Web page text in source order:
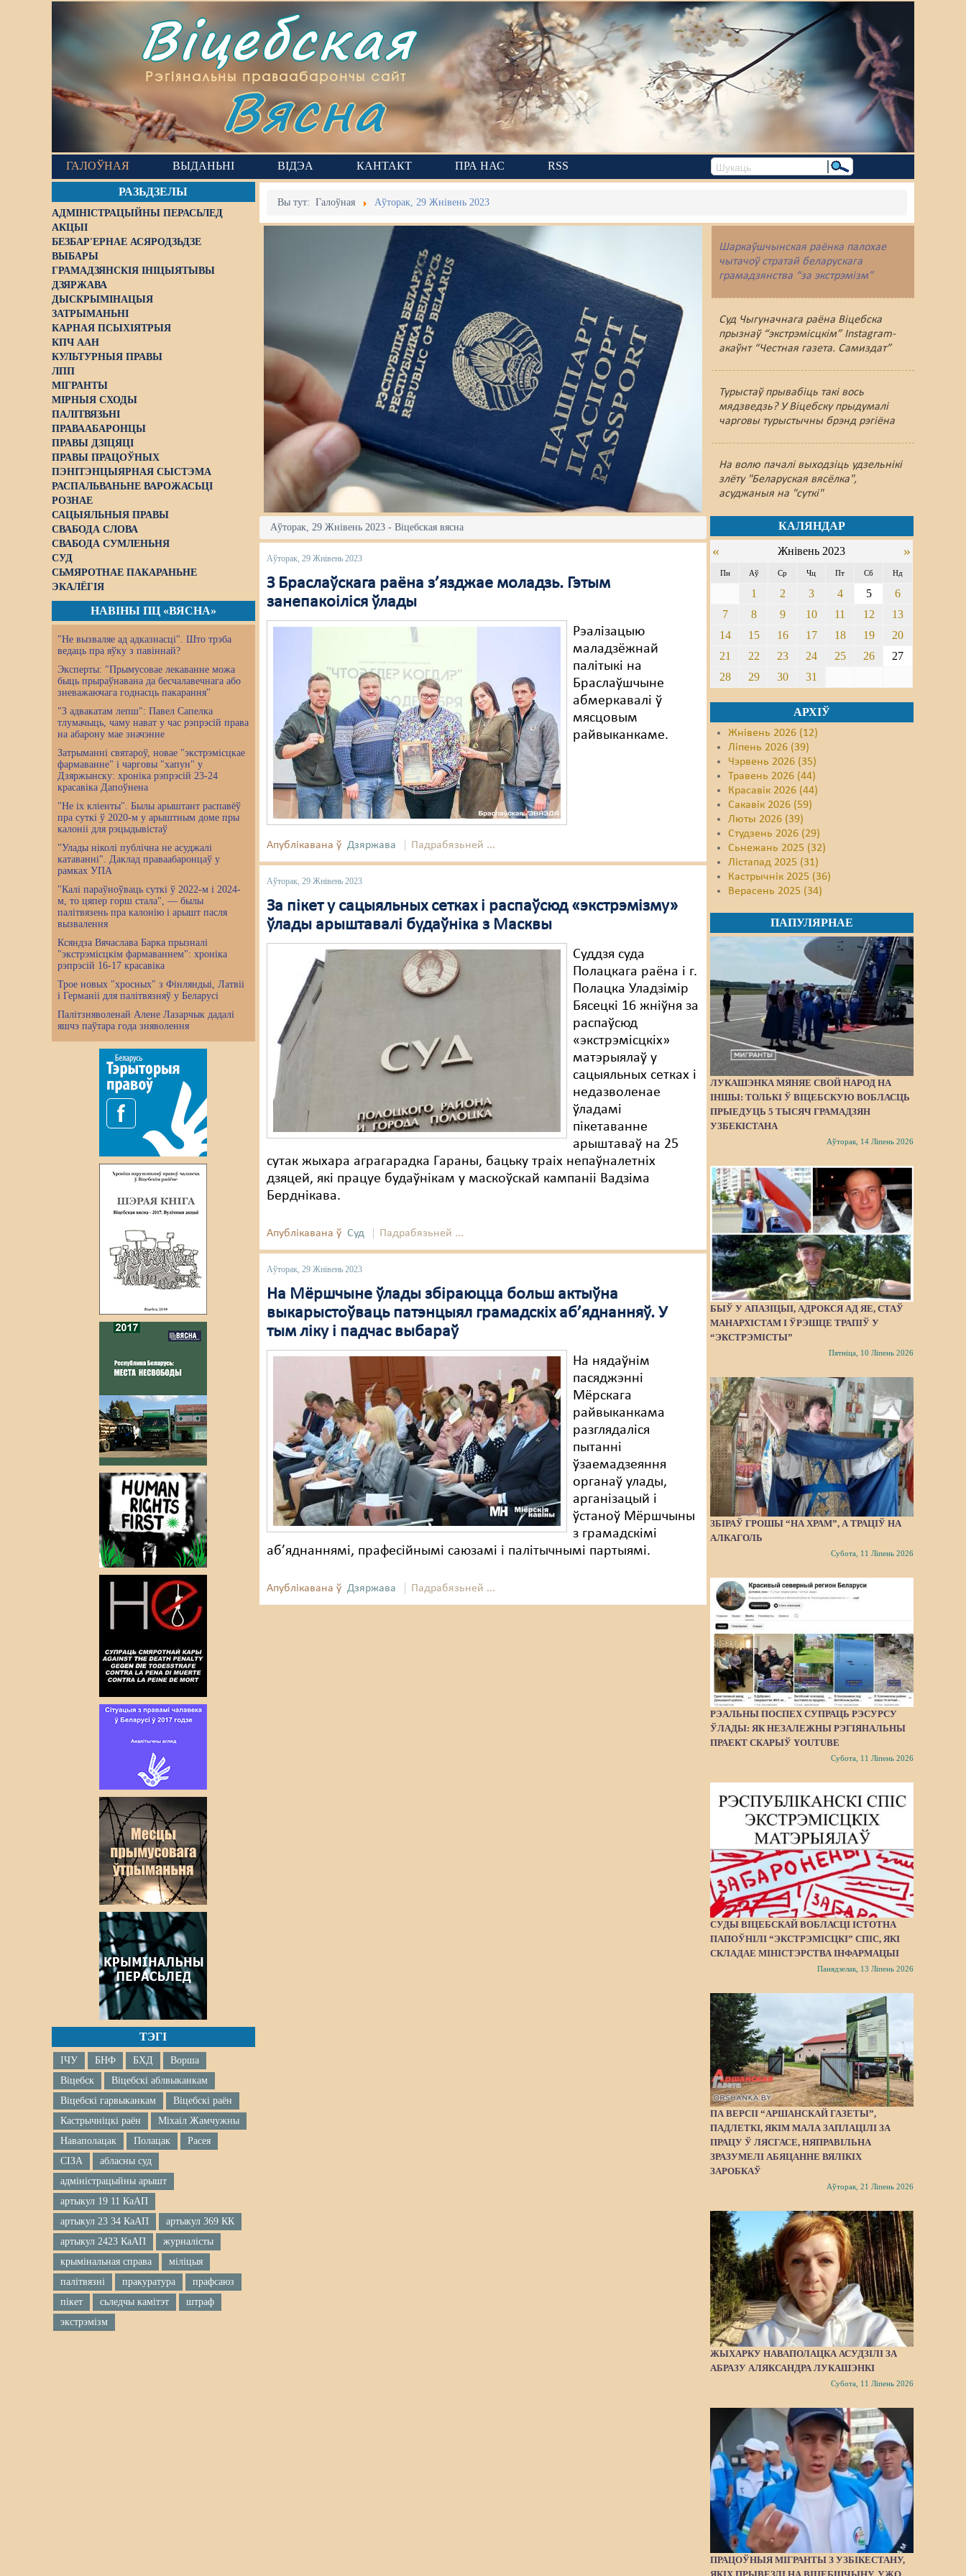
Віцебская
Рэгіянальны праваабарончы сайт
Вясна
ГАЛОЎНАЯ ВЫДАНЬНІ ВІДЭА КАНТАКТ ПРА НАС RSS
РАЗЬДЗЕЛЫ
АДМІНІСТРАЦЫЙНЫ ПЕРАСЬЛЕД
АКЦЫІ
БЕЗБАР'ЕРНАЕ АСЯРОДЗЬДЗЕ
ВЫБАРЫ
ГРАМАДЗЯНСКІЯ ІНІЦЫЯТЫВЫ
ДЗЯРЖАВА
ДЫСКРЫМІНАЦЫЯ
ЗАТРЫМАНЬНІ
КАРНАЯ ПСЫХІЯТРЫЯ
КПЧ ААН
КУЛЬТУРНЫЯ ПРАВЫ
ЛПП
МІГРАНТЫ
МІРНЫЯ СХОДЫ
ПАЛІТВЯЗЬНІ
ПРАВААБАРОНЦЫ
ПРАВЫ ДЗІЦЯЦІ
ПРАВЫ ПРАЦОЎНЫХ
ПЭНІТЭНЦЫЯРНАЯ СЫСТЭМА
РАСПАЛЬВАНЬНЕ ВАРОЖАСЬЦІ
РОЗНАЕ
САЦЫЯЛЬНЫЯ ПРАВЫ
СВАБОДА СЛОВА
СВАБОДА СУМЛЕНЬНЯ
СУД
СЬМЯРОТНАЕ ПАКАРАНЬНЕ
ЭКАЛЁГІЯ
НАВІНЫ ПЦ «ВЯСНА»
"Не вызваляе ад адказнасці". Што трэба
ведаць пра яўку з павіннай?
Эксперты: "Прымусовае лекаванне можа
быць прыраўнавана да бесчалавечнага або
зневажаючага годнасць пакарання"
"З адвакатам лепш": Павел Сапелка
тлумачыць, чаму нават у час рэпрэсій права
на абарону мае значэнне
Затрыманні святароў, новае "экстрэмісцкае
фармаванне" і чарговы "хапун" у
Дзяржынску: хроніка рэпрэсій 23-24
красавіка Дапоўнена
"Не іх кліенты". Былы арыштант распавёў
пра суткі ў 2020-м у арыштным доме пры
калоніі для рэцыдывістаў
"Улады ніколі публічна не асуджалі
катаванні". Даклад праваабаронцаў у
рамках УПА
"Калі параўноўваць суткі ў 2022-м і 2024-
м, то цяпер горш стала", — былы
палітвязень пра калонію і арышт пасля
вызвалення
Ксяндза Вячаслава Барка прызналі
"экстрэмісцкім фармаваннем": хроніка
рэпрэсій 16-17 красавіка
Трое новых "хросных" з Фінляндыі, Латвіі
і Германіі для палітвязняў у Беларусі
Палітзняволенай Алене Лазарчык дадалі
яшчэ паўтара года зняволення
ТЭГІ
ІЧУ БНФ БХД
Ворша
Віцебск
Віцебскі аблвыканкам
Віцебскі гарвыканкам
Віцебскі раён
Кастрычніцкі раён
Міхаіл Жамчужны
Наваполацак
Полацак
Расея
СІЗА
абласны суд
адміністрацыйны арышт
артыкул 19 11 КаАП
артыкул 23 34 КаАП
артыкул 369 КК
артыкул 2423 КаАП
журналісты
крымінальная справа
міліцыя
палітвязні
пракуратура
прафсаюз
пікет
сьледчы камітэт
штраф
экстрэмізм
Вы тут:Галоўная Аўторак, 29 Жнівень 2023
Шаркаўшчынская раёнка палохае
чытачоў стратай беларускага
грамадзянства “за экстрэмізм”
Суд Чыгуначнага раёна Віцебска
прызнаў “экстрэмісцкім” Instagram-
акаўнт “Честная газета. Самиздат”
Турыстаў прывабіць такі вось
мядзведзь? У Віцебску прыдумалі
чарговы турыстычны брэнд рэгіёна
На волю пачалі выходзіць удзельнікі
злёту "Беларуская вясёлка",
асуджаныя на "суткі"
Аўторак, 29 Жнівень 2023 - Віцебская вясна
Аўторак, 29 Жнівень 2023
З Браслаўскага раёна з’язджае моладзь. Гэтым
занепакоіліся ўлады
Рэалізацыю
маладзёжнай
палітыкі на
Браслаўшчыне
абмеркавалі ў
мясцовым
райвыканкаме.
Апублікавана ў Дзяржава Падрабязьней ...
Аўторак, 29 Жнівень 2023
За пікет у сацыяльных сетках і распаўсюд «экстрэмізму»
ўлады арыштавалі будаўніка з Масквы
Суддзя суда
Полацкага раёна і г.
Полацка Уладзімір
Бясецкі 16 жніўня за
распаўсюд
«экстрэмісцкіх»
матэрыялаў у
сацыяльных сетках і
недазволенае
ўладамі
пікетаванне
арыштаваў на 25
сутак жыхара аграгарадка Гараны, бацьку траіх непаўналетніх
дзяцей, які працуе будаўнікам у маскоўскай кампаніі Вадзіма
Берднікава.
Апублікавана ў Суд Падрабязьней ...
Аўторак, 29 Жнівень 2023
На Мёршчыне ўлады збіраюцца больш актыўна
выкарыстоўваць патэнцыял грамадскіх аб’яднанняў. У
тым ліку і падчас выбараў
На нядаўнім
пасяджэнні
Мёрскага
райвыканкама
разглядаліся
пытанні
ўзаемадзеяння
органаў улады,
арганізацый і
ўстаноў Мёршчыны
з грамадскімі
аб’яднаннямі, прафесійнымі саюзамі і палітычнымі партыямі.
Апублікавана ў Дзяржава Падрабязьней ...
КАЛЯНДАР
« Жнівень 2023 »
Пн Аў Ср Чц Пт Сб Нд
1 2 3 4 5
6
7
8 9 10 11 12
13
14
15 16 17 18 19
20
21
22 23 24 25 26
27
28
29 30 31
АРХІЎ
Жнівень 2026 (12)
Ліпень 2026 (39)
Чэрвень 2026 (35)
Травень 2026 (44)
Красавік 2026 (44)
Сакавік 2026 (59)
Люты 2026 (39)
Студзень 2026 (29)
Сьнежань 2025 (32)
Лістапад 2025 (31)
Кастрычнік 2025 (36)
Верасень 2025 (34)
ПАПУЛЯРНАЕ
ЛУКАШЭНКА МЯНЯЕ СВОЙ НАРОД НА
ІНШЫ: ТОЛЬКІ Ў ВІЦЕБСКУЮ ВОБЛАСЦЬ
ПРЫЕДУЦЬ 5 ТЫСЯЧ ГРАМАДЗЯН
УЗБЕКІСТАНА
Аўторак, 14 Ліпень 2026
БЫЎ У АПАЗІЦЫІ, АДРОКСЯ АД ЯЕ, СТАЎ
МАНАРХІСТАМ І ЎРЭШЦЕ ТРАПІЎ У
“ЭКСТРЭМІСТЫ”
Пятніца, 10 Ліпень 2026
ЗБІРАЎ ГРОШЫ “НА ХРАМ”, А ТРАЦІЎ НА
АЛКАГОЛЬ
Субота, 11 Ліпень 2026
РЭАЛЬНЫ ПОСПЕХ СУПРАЦЬ РЭСУРСУ
ЎЛАДЫ: ЯК НЕЗАЛЕЖНЫ РЭГІЯНАЛЬНЫ
ПРАЕКТ СКАРЫЎ YOUTUBE
Субота, 11 Ліпень 2026
СУДЫ ВІЦЕБСКАЙ ВОБЛАСЦІ ІСТОТНА
ПАПОЎНІЛІ “ЭКСТРЭМІСЦКІ” СПІС, ЯКІ
СКЛАДАЕ МІНІСТЭРСТВА ІНФАРМАЦЫІ
Панядзелак, 13 Ліпень 2026
ПА ВЕРСІІ “АРШАНСКАЙ ГАЗЕТЫ”,
ПАДЛЕТКІ, ЯКІМ МАЛА ЗАПЛАЦІЛІ ЗА
ПРАЦУ Ў ЛЯСГАСЕ, НЯПРАВІЛЬНА
ЗРАЗУМЕЛІ АБЯЦАННЕ ВЯЛІКІХ
ЗАРОБКАЎ
Аўторак, 21 Ліпень 2026
ЖЫХАРКУ НАВАПОЛАЦКА АСУДЗІЛІ ЗА
АБРАЗУ АЛЯКСАНДРА ЛУКАШЭНКІ
Субота, 11 Ліпень 2026
ПРАЦОЎНЫЯ МІГРАНТЫ З УЗБІКЕСТАНУ,